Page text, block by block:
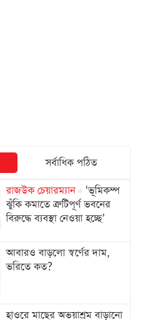
সর্বাধিক পঠিত
রাজউক চেয়ারম্যান
‘ভূমিকম্প
ঝুঁকি কমাতে ত্রুটিপূর্ণ ভবনের
বিরুদ্ধে ব্যবস্থা নেওয়া হচ্ছে’
আবারও বাড়লো স্বর্ণের দাম,
ভরিতে কত?
হাওরে মাছের অভয়াশ্রম বাড়ানো